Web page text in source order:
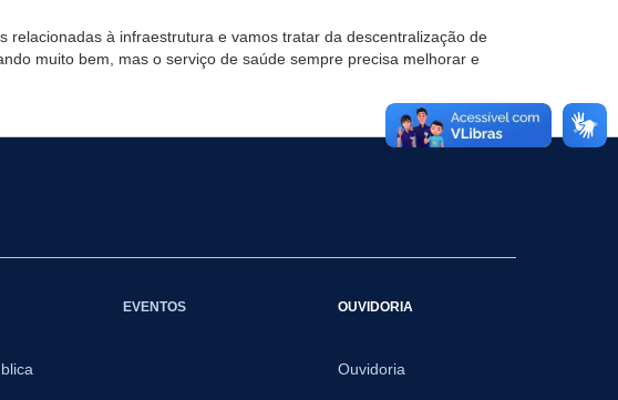
relacionadas à infraestrutura e vamos tratar da descentralização de
muito bem, mas o serviço de saúde sempre precisa melhorar e
EVENTOS OUVIDORIA
Ouvidoria